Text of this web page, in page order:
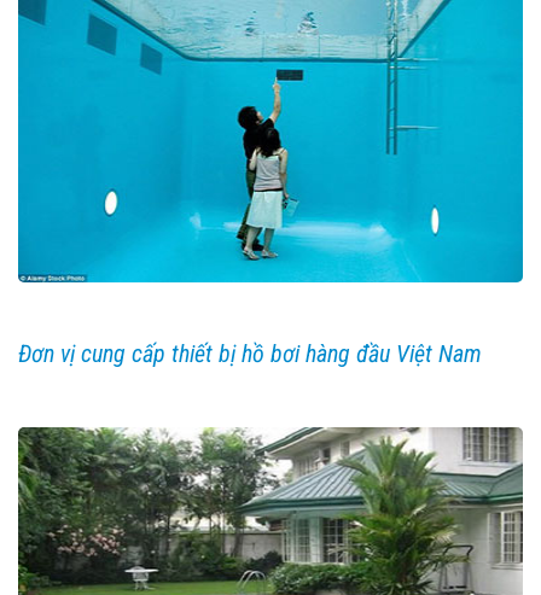
Đơn vị cung cấp thiết bị hồ bơi hàng đầu Việt Nam